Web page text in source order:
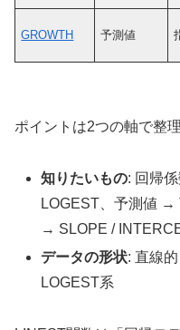
GROWTH 予測値
ポイントは2つの軸で整
知りたいもの: 回帰
LOGEST、予測値 →
→ SLOPE /
データの形状: 直線
LOGEST系